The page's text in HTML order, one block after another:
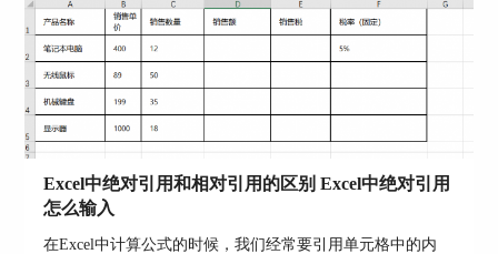
Excel中绝对引用和相对引用的区别 Excel中绝对引用
怎么输入
在Excel中计算公式的时候，我们经常要引用单元格中的内